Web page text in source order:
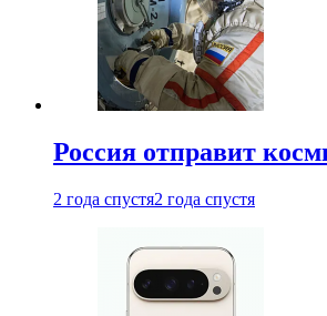
Россия отправит
2 года спустя2 года спустя